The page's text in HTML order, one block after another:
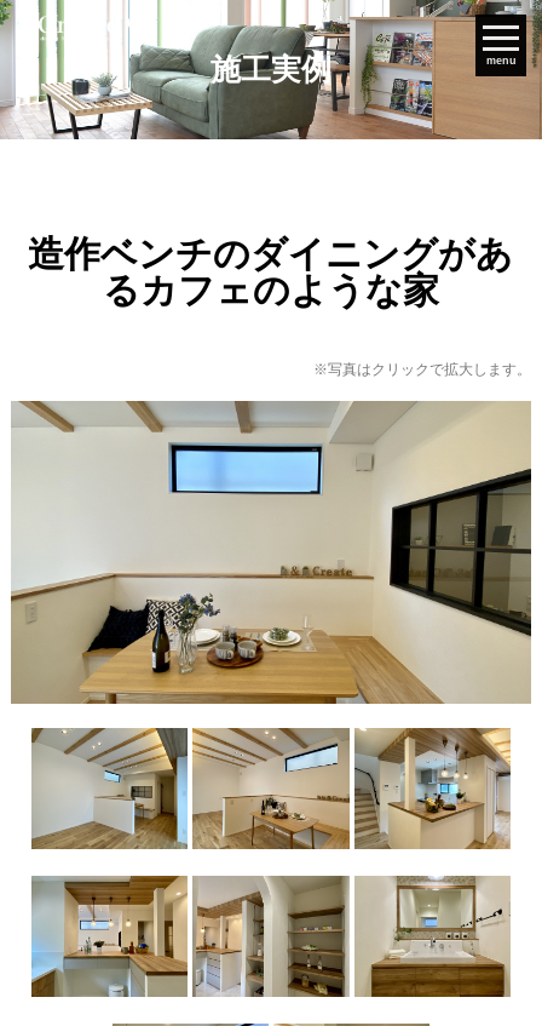
menu
施工実例
造作ベンチのダイニングがあ
るカフェのような家
※写真はクリックで拡大します。